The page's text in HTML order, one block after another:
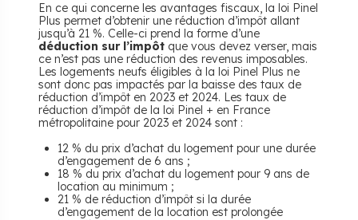
En ce qui concerne les avantages fiscaux, la loi Pinel
Plus permet d’obtenir une réduction d’impôt allant
jusqu’à 21 %. Celle-ci prend la forme d’une
déduction sur l’impôt que vous devez verser, mais
ce n’est pas une réduction des revenus imposables.
Les logements neufs éligibles à la loi Pinel Plus ne
sont donc pas impactés par la baisse des taux de
réduction d’impôt en 2023 et 2024. Les taux de
réduction d’impôt de la loi Pinel + en France
métropolitaine pour 2023 et 2024 sont :
12 % du prix d’achat du logement pour une durée
d’engagement de 6 ans ;
18 % du prix d’achat du logement pour 9 ans de
location au minimum ;
21 % de réduction d’impôt si la durée
d’engagement de la location est prolongée